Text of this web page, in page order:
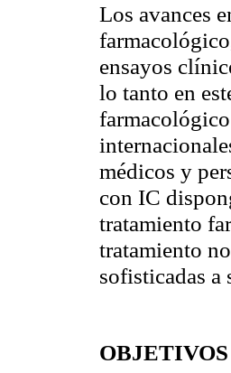
Los avances
ensayos
lo tanto en
médicos y
con IC
tratamiento
tratamiento
sofisticadas a
OBJETIVOS